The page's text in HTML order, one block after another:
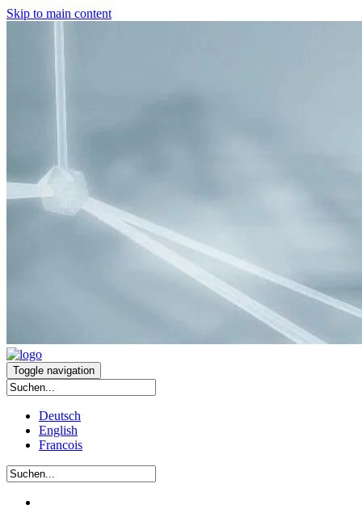
Skip to main content
Toggle navigation
Deutsch
English
Francois